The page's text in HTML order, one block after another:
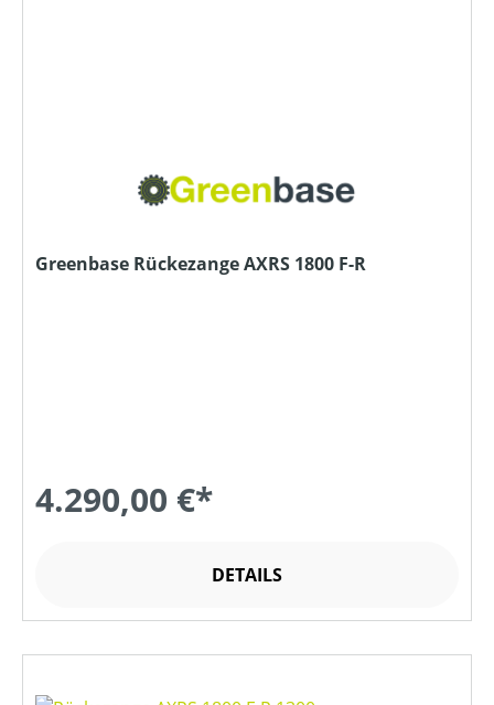
Greenbase Rückezange AXRS 1800 F-R
4.290,00 €*
DETAILS